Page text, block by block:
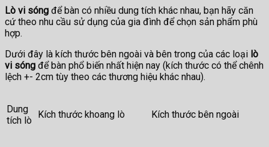
Lò vi sóng để bàn có nhiều dung tích khác nhau, bạn hãy căn
cứ theo nhu cầu sử dụng của gia đình để chọn sản phẩm phù
hợp.
Dưới đây là kích thước bên ngoài và bên trong của các loại lò
vi sóng để bàn phổ biến nhất hiện nay (kích thước có thể chênh
lệch +- 2cm tùy theo các thương hiệu khác nhau).
Dung
tích lò
Kích thước khoang lò Kích thước bên ngoài